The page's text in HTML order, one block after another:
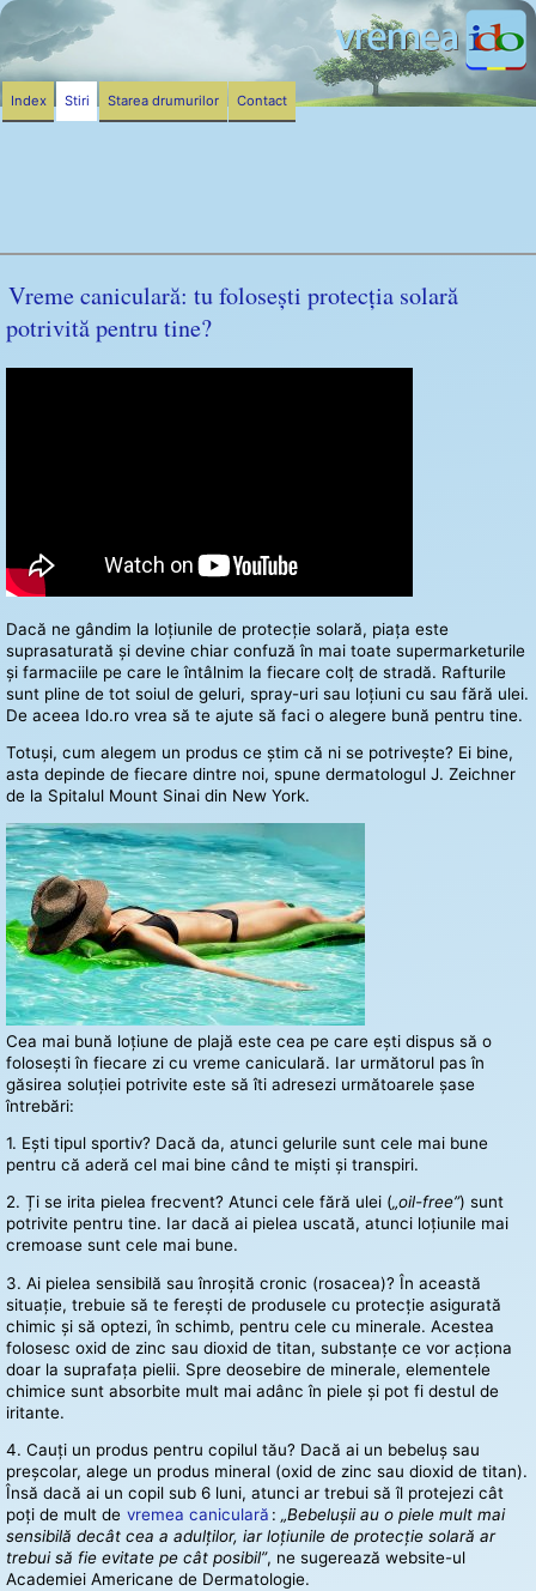
Vreme caniculară: tu folosești protecția solară
potrivită pentru tine?
Dacă ne gândim la loțiunile de protecție solară, piața este
suprasaturată și devine chiar confuză în mai toate supermarketurile
și farmaciile pe care le întâlnim la fiecare colț de stradă. Rafturile
sunt pline de tot soiul de geluri, spray-uri sau loțiuni cu sau fără ulei.
De aceea Ido.ro vrea să te ajute să faci o alegere bună pentru tine.
Totuși, cum alegem un produs ce știm că ni se potrivește? Ei bine,
asta depinde de fiecare dintre noi, spune dermatologul J. Zeichner
de la Spitalul Mount Sinai din New York.
Cea mai bună loțiune de plajă este cea pe care ești dispus să o
folosești în fiecare zi cu vreme caniculară. Iar următorul pas în
găsirea soluției potrivite este să îti adresezi următoarele șase
întrebări:
1. Ești tipul sportiv? Dacă da, atunci gelurile sunt cele mai bune
pentru că aderă cel mai bine când te miști și transpiri.
2. Ți se irita pielea frecvent? Atunci cele fără ulei („oil-free”) sunt
potrivite pentru tine. Iar dacă ai pielea uscată, atunci loțiunile mai
cremoase sunt cele mai bune.
3. Ai pielea sensibilă sau înroșită cronic (rosacea)? În această
situație, trebuie să te ferești de produsele cu protecție asigurată
chimic și să optezi, în schimb, pentru cele cu minerale. Acestea
folosesc oxid de zinc sau dioxid de titan, substanțe ce vor acționa
doar la suprafața pielii. Spre deosebire de minerale, elementele
chimice sunt absorbite mult mai adânc în piele și pot fi destul de
iritante.
4. Cauți un produs pentru copilul tău? Dacă ai un bebeluș sau
preșcolar, alege un produs mineral (oxid de zinc sau dioxid de titan).
Însă dacă ai un copil sub 6 luni, atunci ar trebui să îl protejezi cât
poți de mult de vremea caniculară : „Bebelușii au o piele mult mai
sensibilă decât cea a adulților, iar loțiunile de protecție solară ar
trebui să fie evitate pe cât posibil”, ne sugerează website-ul
Academiei Americane de Dermatologie.
Index Stiri Starea drumurilor Contact